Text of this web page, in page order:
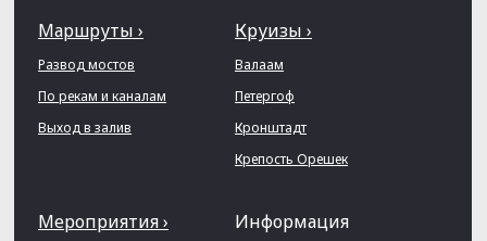
Маршруты ›
Развод мостов
По рекам и каналам
Выход в залив
Круизы ›
Валаам
Петергоф
Кронштадт
Крепость Орешек
Мероприятия › Информация